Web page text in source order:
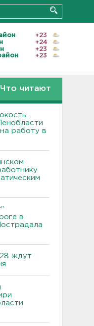
+23
+24
+23
+23
Что читают
работу в
в
ждут